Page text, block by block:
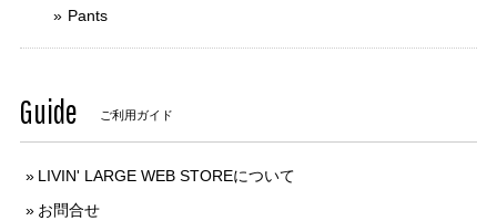
Pants
Guide ご利用ガイド
LIVIN' LARGE WEB STOREについて
お問合せ